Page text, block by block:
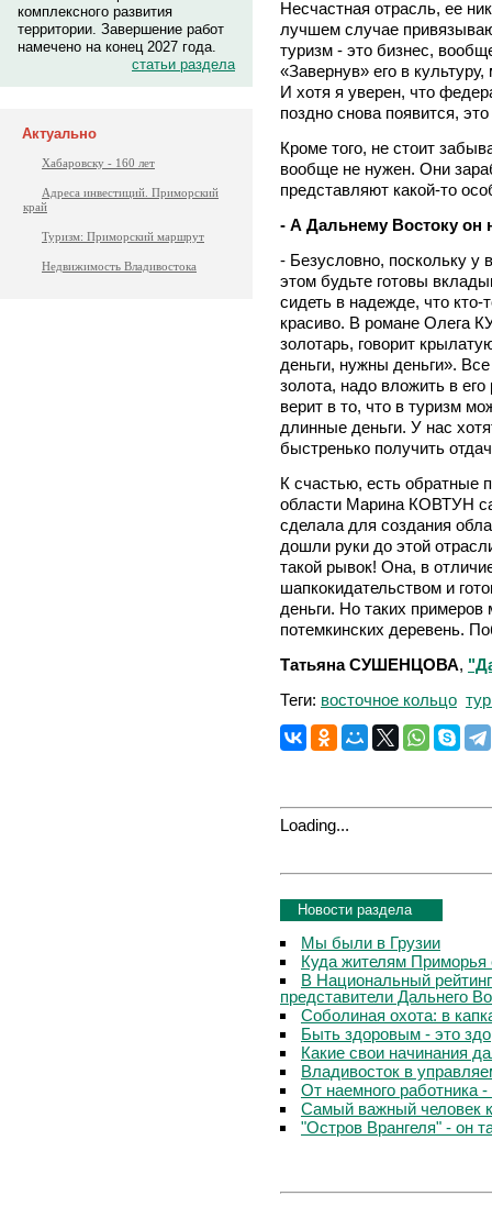
комплексного развития
территории. Завершение работ
намечено на конец 2027 года.
статьи раздела
Актуально
Хабаровску - 160 лет
Адреса инвестиций. Приморский
край
Туризм: Приморский маршрут
Недвижимость Владивостока
Несчастная отрасль, ее
лучшем случае
туризм - это бизнес,
«Завернув» его в
И хотя я уверен, что
поздно снова появится,
Кроме того, не стоит
вообще не нужен. Они
представляют какой-то
- А Дальнему Востоку он
- Безусловно, поскольку у
этом будьте готовы
сидеть в надежде, что кто-
красиво. В романе Олега
золотарь, говорит
деньги, нужны деньги».
золота, надо вложить в
верит в то, что в туризм
длинные деньги. У нас
быстренько получить
К счастью, есть обратные
области Марина КОВТУН
сделала для создания
дошли руки до этой
такой рывок! Она, в
шапкокидательством и
деньги. Но таких
потемкинских деревень.
Татьяна СУШЕНЦОВА,
Теги: восточное кольцо
Loading...
Новости раздела
Мы были в Грузии
Куда жителям Приморья
В Национальный
представители Дальнего
Соболиная охота: в
Быть здоровым - это
Какие свои начинания
Владивосток в
От наемного работника
Самый важный человек
"Остров Врангеля" - он